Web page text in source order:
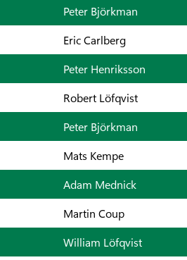
Peter Björkman
Eric Carlberg
Peter Henriksson
Robert Löfqvist
Peter Björkman
Mats Kempe
Adam Mednick
Martin Coup
William Löfqvist